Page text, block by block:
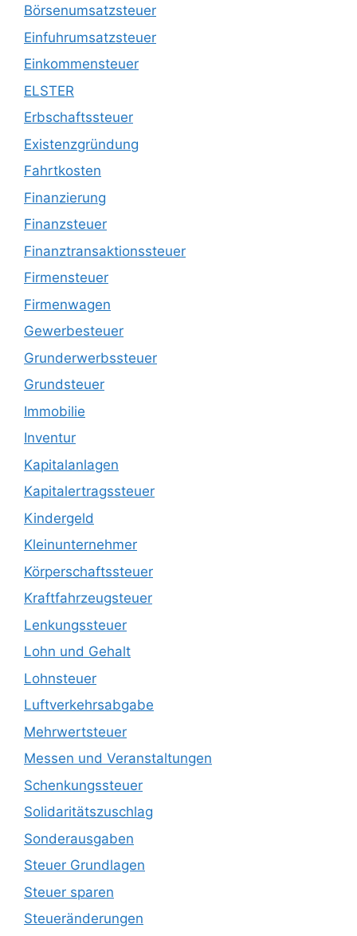
Börsenumsatzsteuer
Einfuhrumsatzsteuer
Einkommensteuer
ELSTER
Erbschaftssteuer
Existenzgründung
Fahrtkosten
Finanzierung
Finanzsteuer
Finanztransaktionssteuer
Firmensteuer
Firmenwagen
Gewerbesteuer
Grunderwerbssteuer
Grundsteuer
Immobilie
Inventur
Kapitalanlagen
Kapitalertragssteuer
Kindergeld
Kleinunternehmer
Körperschaftssteuer
Kraftfahrzeugsteuer
Lenkungssteuer
Lohn und Gehalt
Lohnsteuer
Luftverkehrsabgabe
Mehrwertsteuer
Messen und Veranstaltungen
Schenkungssteuer
Solidaritätszuschlag
Sonderausgaben
Steuer Grundlagen
Steuer sparen
Steueränderungen